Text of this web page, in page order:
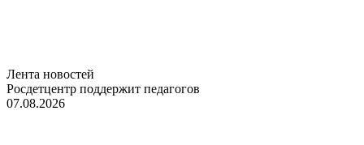
Лента новостей
Росдетцентр поддержит педагогов
07.08.2026